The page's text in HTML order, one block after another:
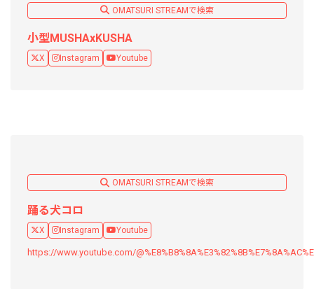
OMATSURI STREAMで検索
小型MUSHAxKUSHA
X Instagram Youtube
OMATSURI STREAMで検索
踊る犬コロ
X Instagram Youtube
https://www.youtube.com/